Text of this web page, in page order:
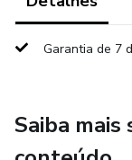
Garantia de 7
Saiba mais